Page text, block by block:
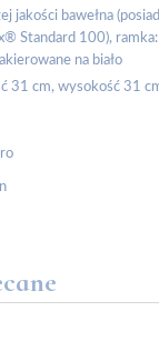
jakości bawełna
Standard 100),
na biało
31 cm, wysokość 31